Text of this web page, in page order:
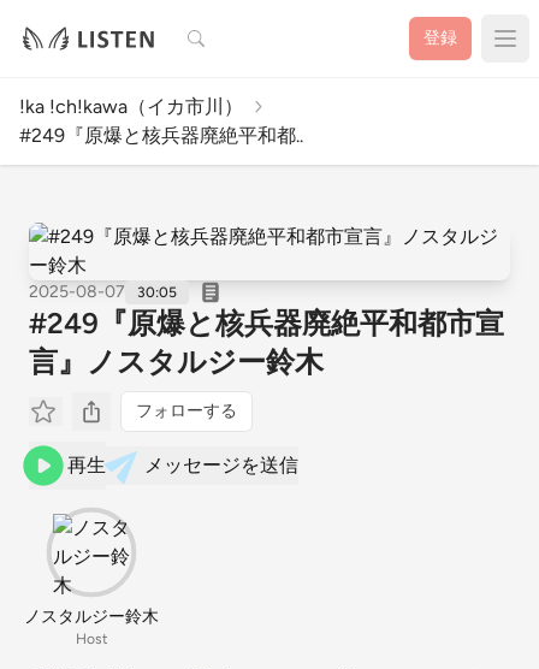
検索 登録
!ka !ch!kawa（イカ市川）
#249『原爆と核兵器廃絶平和都..
2025-08-07 30:05
#249『原爆と核兵器廃絶平和都市宣
言』ノスタルジー鈴木
フォローする
再生 メッセージを送信
ノスタルジー鈴木
Host